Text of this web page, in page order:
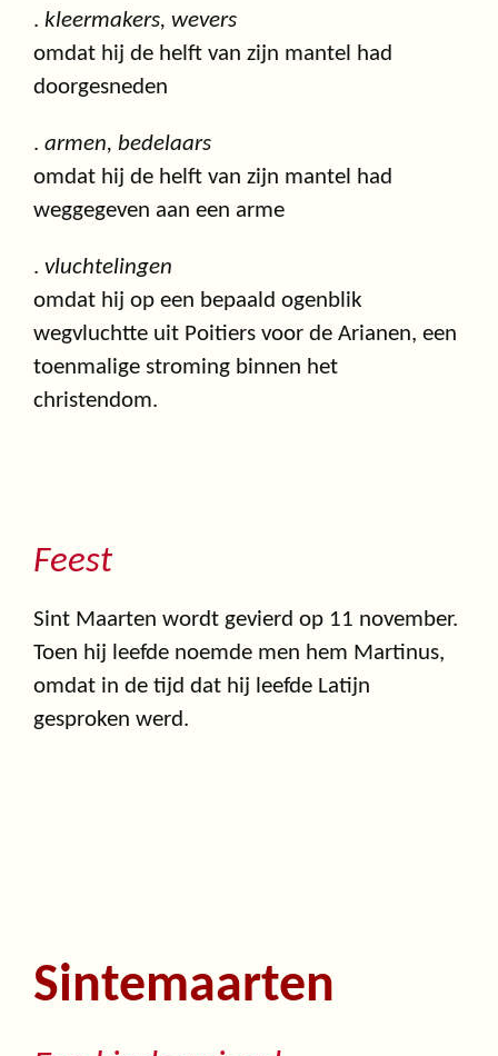
. kleermakers, wevers
omdat hij de helft van zijn mantel had
doorgesneden
. armen, bedelaars
omdat hij de helft van zijn mantel had
weggegeven aan een arme
. vluchtelingen
omdat hij op een bepaald ogenblik
wegvluchtte uit Poitiers voor de Arianen, een
toenmalige stroming binnen het
christendom.
Feest
Sint Maarten wordt gevierd op 11 november.
Toen hij leefde noemde men hem Martinus,
omdat in de tijd dat hij leefde Latijn
gesproken werd.
Sintemaarten